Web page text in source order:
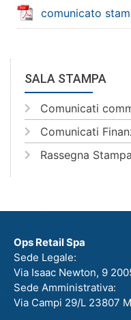
comunicato
SALA STAMPA
Comunicati
Comunicati
Rassegna Stampa
Ops Retail Spa
Sede Legale:
Via Isaac Newton, 9
Sede Amministrativa:
Via Campi 29/L 23807